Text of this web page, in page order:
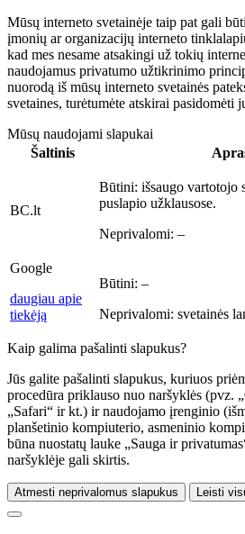
Mūsų interneto svetainėje taip pat gali
įmonių ar organizacijų interneto
kad mes nesame atsakingi už tokių
naudojamus privatumo užtikrinimo
nuorodą iš mūsų interneto svetainės
svetaines, turėtumėte atskirai pasidomėti
Mūsų naudojami slapukai
Šaltinis
BC.lt
Būtini: išsaugo vartotojo
puslapio užklausose.
Neprivalomi: –
Google
daugiau apie
tiekėją
Būtini: –
Neprivalomi: svetainės
Kaip galima pašalinti slapukus?
Jūs galite pašalinti slapukus, kuriuos
procedūra priklauso nuo naršyklės (pvz.
„Safari“ ir kt.) ir naudojamo įrenginio
planšetinio kompiuterio, asmeninio
būna nuostatų lauke „Sauga ir
naršyklėje gali skirtis.
Atmesti neprivalomus slapukus Leisti